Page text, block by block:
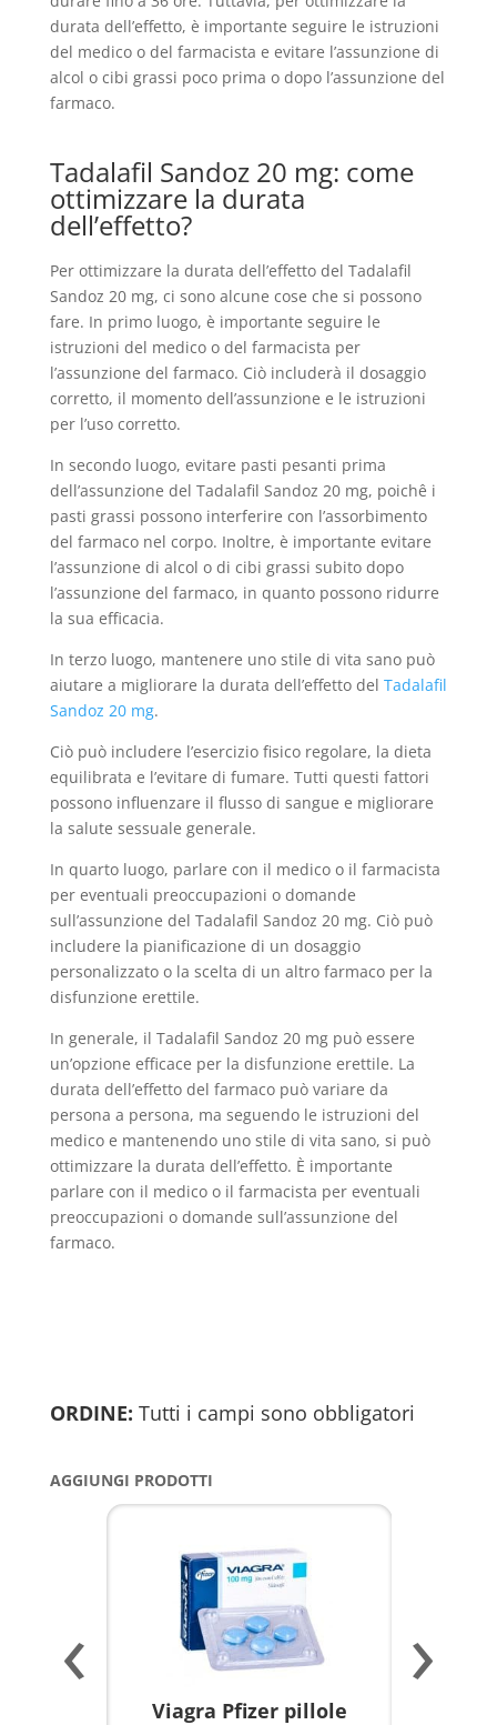
durata dell’effetto, è importante seguire le istruzioni
del medico o del farmacista e evitare l’assunzione di
alcol o cibi grassi poco prima o dopo l’assunzione del
farmaco.
Tadalafil Sandoz 20 mg: come
ottimizzare la durata
dell’effetto?
Per ottimizzare la durata dell’effetto del Tadalafil
Sandoz 20 mg, ci sono alcune cose che si possono
fare. In primo luogo, è importante seguire le
istruzioni del medico o del farmacista per
l’assunzione del farmaco. Ciò includerà il dosaggio
corretto, il momento dell’assunzione e le istruzioni
per l’uso corretto.
In secondo luogo, evitare pasti pesanti prima
dell’assunzione del Tadalafil Sandoz 20 mg, poichê i
pasti grassi possono interferire con l’assorbimento
del farmaco nel corpo. Inoltre, è importante evitare
l’assunzione di alcol o di cibi grassi subito dopo
l’assunzione del farmaco, in quanto possono ridurre
la sua efficacia.
In terzo luogo, mantenere uno stile di vita sano può
aiutare a migliorare la durata dell’effetto del Tadalafil
Sandoz 20 mg.
Ciò può includere l’esercizio fisico regolare, la dieta
equilibrata e l’evitare di fumare. Tutti questi fattori
possono influenzare il flusso di sangue e migliorare
la salute sessuale generale.
In quarto luogo, parlare con il medico o il farmacista
per eventuali preoccupazioni o domande
sull’assunzione del Tadalafil Sandoz 20 mg. Ciò può
includere la pianificazione di un dosaggio
personalizzato o la scelta di un altro farmaco per la
disfunzione erettile.
In generale, il Tadalafil Sandoz 20 mg può essere
un’opzione efficace per la disfunzione erettile. La
durata dell’effetto del farmaco può variare da
persona a persona, ma seguendo le istruzioni del
medico e mantenendo uno stile di vita sano, si può
ottimizzare la durata dell’effetto. È importante
parlare con il medico o il farmacista per eventuali
preoccupazioni o domande sull’assunzione del
farmaco.
ORDINE: Tutti i campi sono obbligatori
AGGIUNGI PRODOTTI
Viagra Pfizer pillole
‹ ›